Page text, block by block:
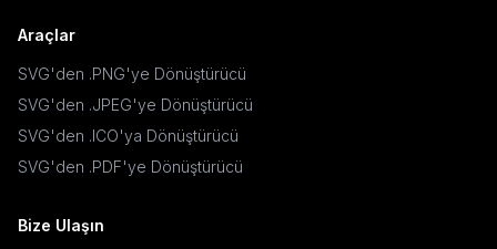
Araçlar
SVG'den .PNG'ye Dönüştürücü
SVG'den .JPEG'ye Dönüştürücü
SVG'den .ICO'ya Dönüştürücü
SVG'den .PDF'ye Dönüştürücü
Bize Ulaşın